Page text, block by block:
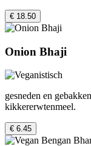
€ 18.50
Onion Bhaji
gesneden en
kikkererwtenmeel.
€ 6.45